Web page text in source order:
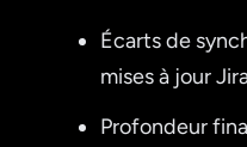
Écarts de
mises à jour
Profondeur